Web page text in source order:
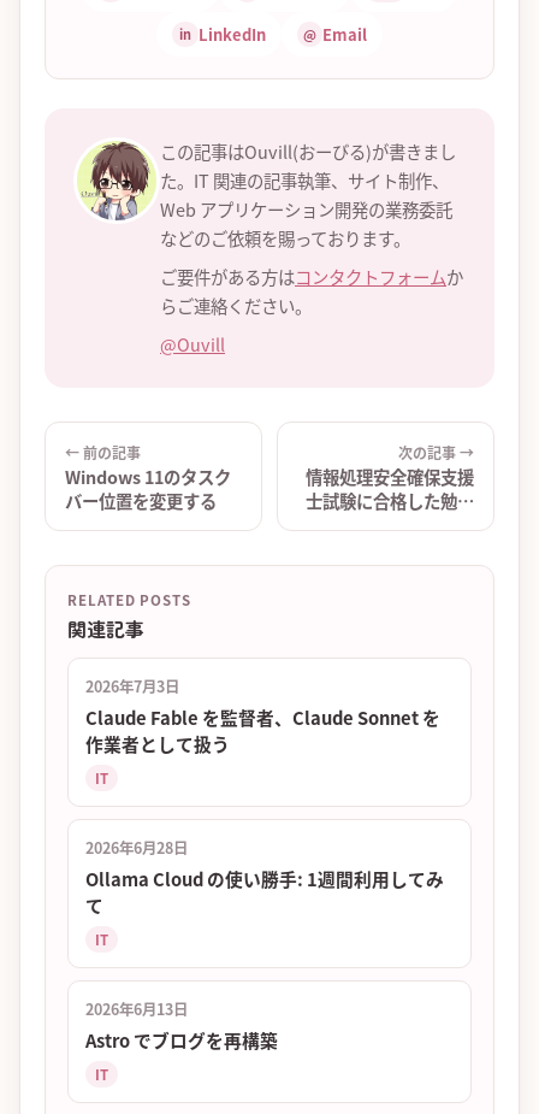
in LinkedIn @ Email
この記事はOuvill(おーびる)が書きまし
た。IT 関連の記事執筆、サイト制作、
Web アプリケーション開発の業務委託
などのご依頼を賜っております。
ご要件がある方はコンタクトフォームか
らご連絡ください。
@Ouvill
← 前の記事
Windows 11のタスク
バー位置を変更する
次の記事 →
情報処理安全確保支援
士試験に合格した勉強
方法
RELATED POSTS
関連記事
2026年7月3日
Claude Fable を監督者、Claude Sonnet を
作業者として扱う
IT
2026年6月28日
Ollama Cloud の使い勝手: 1週間利用してみ
て
IT
2026年6月13日
Astro でブログを再構築
IT